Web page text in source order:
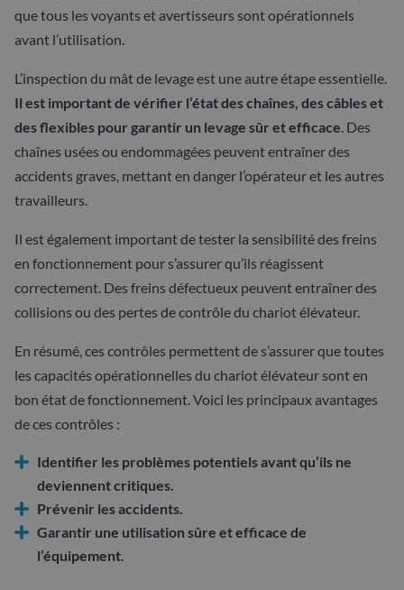
que tous les voyants et avertisseurs sont opérationnels
avant l’utilisation.
L’inspection du mât de levage est une autre étape essentielle.
Il est important de vérifier l’état des chaînes, des câbles et
des flexibles pour garantir un levage sûr et efficace. Des
chaînes usées ou endommagées peuvent entraîner des
accidents graves, mettant en danger l’opérateur et les autres
travailleurs.
Il est également important de tester la sensibilité des freins
en fonctionnement pour s’assurer qu’ils réagissent
correctement. Des freins défectueux peuvent entraîner des
collisions ou des pertes de contrôle du chariot élévateur.
En résumé, ces contrôles permettent de s’assurer que toutes
les capacités opérationnelles du chariot élévateur sont en
bon état de fonctionnement. Voici les principaux avantages
de ces contrôles :
Identifier les problèmes potentiels avant qu’ils ne
deviennent critiques.
Prévenir les accidents.
Garantir une utilisation sûre et efficace de
l’équipement.